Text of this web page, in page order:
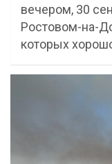
вечером, 30
Ростовом-на-
которых